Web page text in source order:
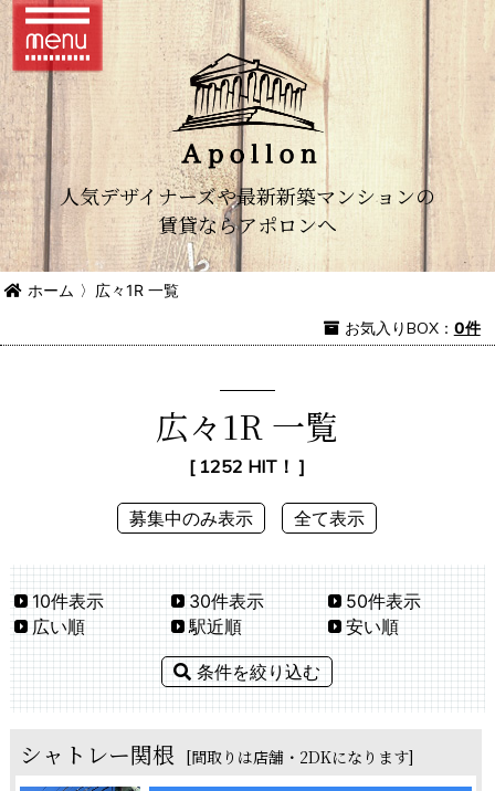
人気デザイナーズや最新新築マンションの
賃貸ならアポロンへ
ホーム 〉 広々1R 一覧
お気入りBOX： 0件
広々1R 一覧
[ 1252 HIT！ ]
募集中のみ表示 全て表示
10件表示 30件表示
50件表示
広い順
駅近順 安い順
条件を絞り込む
シャトレー関根 [間取りは店舗・2DKになります]